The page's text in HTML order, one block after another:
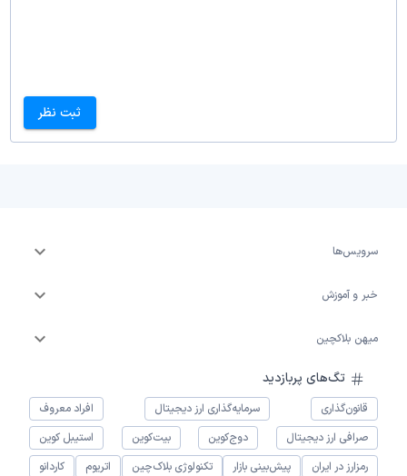
ثبت نظر
سرویس‌ها
خبر و آموزش
میهن بلاکچین
تگ‌های پربازدید
قانون‌گذاری سرمایه‌گذاری ارز دیجیتال
افراد معروف
صرافی ارز دیجیتال
دوج‌کوین بیت‌کوین
استیبل کوین
رمزارز در ایران
پیش‌بینی بازار تکنولوژی بلاک‌چین اتریوم
کاردانو